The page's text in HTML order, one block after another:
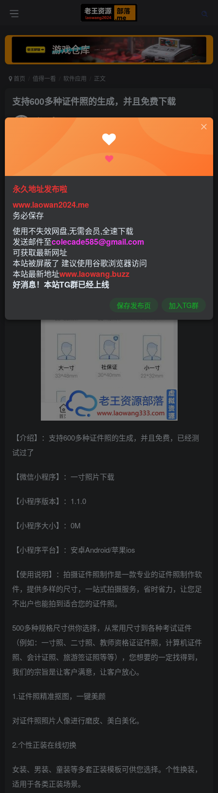
首页 值得一看 软件应用 正文
支持600多种证件照的生成，并且免费下载
老王 打赏
【介绍】：支持600多种证件照的生成，并且免费，已经测
试过了
【微信小程序】：一寸照片下载
【小程序版本】：1.1.0
【小程序大小】：0M
【小程序平台】：安卓Android/苹果ios
【使用说明】：拍摄证件照制作是一款专业的证件照制作软
件，提供多样的尺寸，一站式拍摄服务，省时省力，让您足
不出户也能拍到适合您的证件照。
500多种规格尺寸供你选择，从常用尺寸到各种考试证件
（例如：一寸照、二寸照、教师资格证证件照，计算机证件
照、会计证照、旅游签证照等等），您想要的一定找得到，
我们的宗旨是让客户满意，让客户放心。
1.证件照精准抠图，一键美颜
对证件照照片人像进行磨皮、美白美化。
2.个性正装在线切换
女装、男装、童装等多套正装模板可供您选择。个性换装，
适用于各类正装场景。
永久地址发布啦
www.laowan2024.me
务必保存
使用不失效网盘,无需会员,全速下载
发送邮件至colecade585@gmail.com
可获取最新网址
本站被屏蔽了 建议使用谷歌浏览器访问
本站最新地址www.laowang.buzz
好消息！本站TG群已经上线
保存发布页 加入TG群